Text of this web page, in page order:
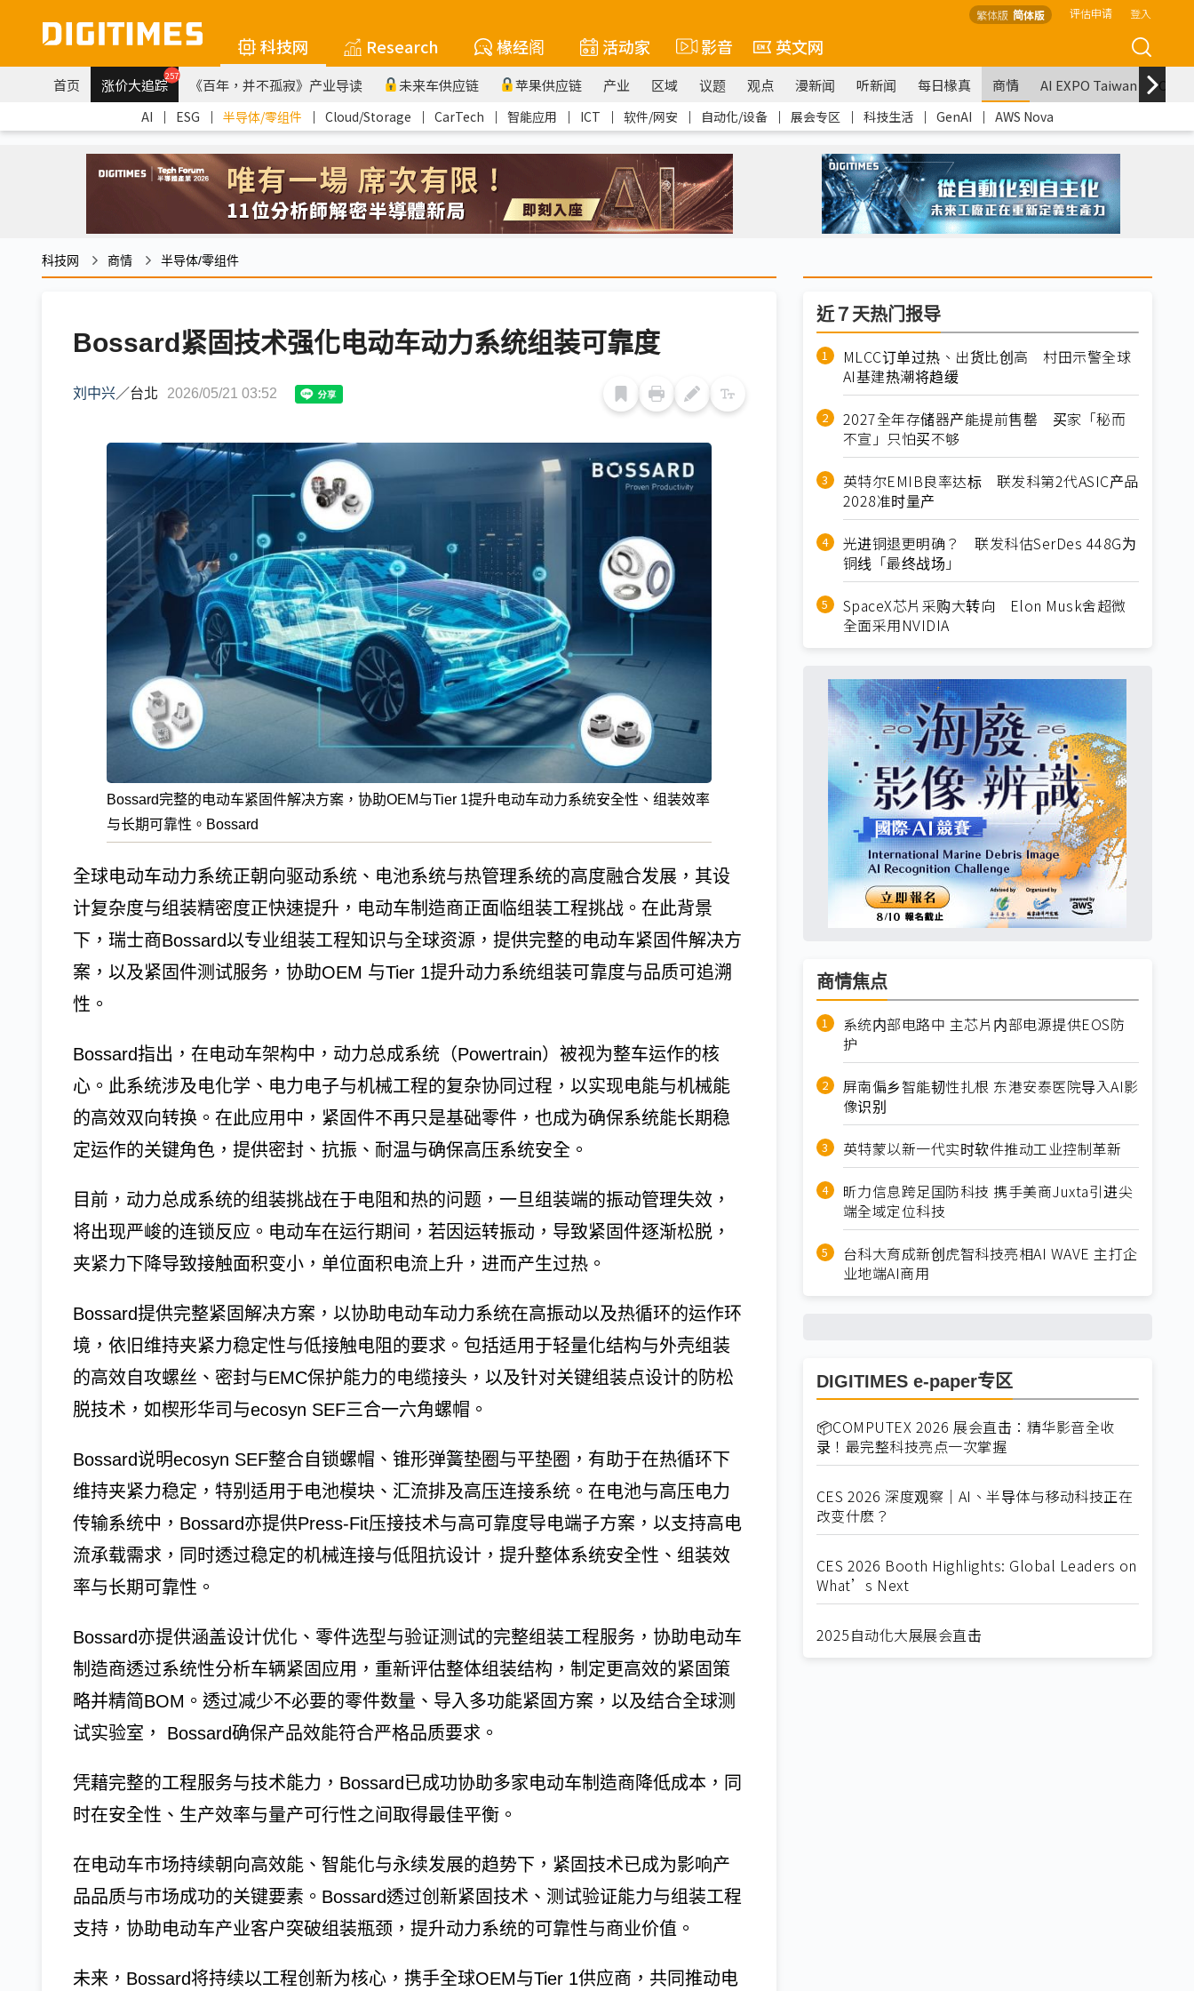
繁体版 简体版 评估申请 登入
科技网 Research 椽经阁 活动家 影音 英文网
首页 涨价大追踪257 《百年，并不孤寂》产业导读 未来车供应链 苹果供应链 产业 区域 议题 观点 漫新闻 听新闻 每日椽真 商情 AI EXPO Taiwan
AI ｜ ESG ｜ 半导体/零组件 ｜ Cloud/Storage ｜ CarTech ｜ 智能应用 ｜ ICT ｜ 软件/网安 ｜ 自动化/设备 ｜ 展会专区 ｜ 科技生活 ｜ GenAI ｜ AWS Nova
科技网 商情 半导体/零组件
Bossard紧固技术强化电动车动力系统组装可靠度
刘中兴／台北 2026/05/21 03:52
Bossard完整的电动车紧固件解决方案，协助OEM与Tier 1提升电动车动力系统安全性、组装效率
与长期可靠性。Bossard
全球电动车动力系统正朝向驱动系统、电池系统与热管理系统的高度融合发展，其设
计复杂度与组装精密度正快速提升，电动车制造商正面临组装工程挑战。在此背景
下，瑞士商Bossard以专业组装工程知识与全球资源，提供完整的电动车紧固件解决方
案，以及紧固件测试服务，协助OEM 与Tier 1提升动力系统组装可靠度与品质可追溯
性。
Bossard指出，在电动车架构中，动力总成系统（Powertrain）被视为整车运作的核
心。此系统涉及电化学、电力电子与机械工程的复杂协同过程，以实现电能与机械能
的高效双向转换。在此应用中，紧固件不再只是基础零件，也成为确保系统能长期稳
定运作的关键角色，提供密封、抗振、耐温与确保高压系统安全。
目前，动力总成系统的组装挑战在于电阻和热的问题，一旦组装端的振动管理失效，
将出现严峻的连锁反应。电动车在运行期间，若因运转振动，导致紧固件逐渐松脱，
夹紧力下降导致接触面积变小，单位面积电流上升，进而产生过热。
Bossard提供完整紧固解决方案，以协助电动车动力系统在高振动以及热循环的运作环
境，依旧维持夹紧力稳定性与低接触电阻的要求。包括适用于轻量化结构与外壳组装
的高效自攻螺丝、密封与EMC保护能力的电缆接头，以及针对关键组装点设计的防松
脱技术，如楔形华司与ecosyn SEF三合一六角螺帽。
Bossard说明ecosyn SEF整合自锁螺帽、锥形弹簧垫圈与平垫圈，有助于在热循环下
维持夹紧力稳定，特别适用于电池模块、汇流排及高压连接系统。在电池与高压电力
传输系统中，Bossard亦提供Press-Fit压接技术与高可靠度导电端子方案，以支持高电
流承载需求，同时透过稳定的机械连接与低阻抗设计，提升整体系统安全性、组装效
率与长期可靠性。
Bossard亦提供涵盖设计优化、零件选型与验证测试的完整组装工程服务，协助电动车
制造商透过系统性分析车辆紧固应用，重新评估整体组装结构，制定更高效的紧固策
略并精简BOM。透过减少不必要的零件数量、导入多功能紧固方案，以及结合全球测
试实验室， Bossard确保产品效能符合严格品质要求。
凭藉完整的工程服务与技术能力，Bossard已成功协助多家电动车制造商降低成本，同
时在安全性、生产效率与量产可行性之间取得最佳平衡。
在电动车市场持续朝向高效能、智能化与永续发展的趋势下，紧固技术已成为影响产
品品质与市场成功的关键要素。Bossard透过创新紧固技术、测试验证能力与组装工程
支持，协助电动车产业客户突破组装瓶颈，提升动力系统的可靠性与商业价值。
未来，Bossard将持续以工程创新为核心，携手全球OEM与Tier 1供应商，共同推动电
近７天热门报导
MLCC订单过热、出货比创高 村田示警全球
AI基建热潮将趋缓
2027全年存储器产能提前售罄 买家「秘而
不宣」只怕买不够
英特尔EMIB良率达标 联发科第2代ASIC产品
2028准时量产
光进铜退更明确？ 联发科估SerDes 448G为
铜线「最终战场」
SpaceX芯片采购大转向 Elon Musk舍超微
全面采用NVIDIA
商情焦点
系统内部电路中 主芯片内部电源提供EOS防
护
屏南偏乡智能韧性扎根 东港安泰医院导入AI影
像识别
英特蒙以新一代实时软件推动工业控制革新
昕力信息跨足国防科技 携手美商Juxta引进尖
端全域定位科技
台科大育成新创虎智科技亮相AI WAVE 主打企
业地端AI商用
DIGITIMES e-paper专区
📦COMPUTEX 2026 展会直击：精华影音全收
录！最完整科技亮点一次掌握
CES 2026 深度观察｜AI、半导体与移动科技正在
改变什麽？
CES 2026 Booth Highlights: Global Leaders on
What’s Next
2025自动化大展展会直击